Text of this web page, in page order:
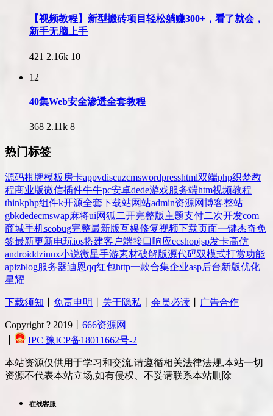
【视频教程】新型搬砖项目轻松躺赚300+，看了就会，
新手无脑上手
421 2.16k 10
12
40集Web安全渗透全套教程
368 2.11k 8
热门标签
源码棋牌模板 房卡appvdiscuzcmswordpresshtml双端php织梦教
程商业版微信插件牛牛pc安卓dede游戏服务端htm视频教程
thinkphp组件k开源全套下载站网站admin资源网博客整站
gbkdedecmswap麻将ui网狐 二开完整版主题支付二次开发com
商城手机seobug完整最新版互娱修复视频下载页面一键杰奇免
签最新更新电玩ios搭建客户端接口响应ecshopjsp发卡高仿
androiddzinux小说微星手游素材破解版源代码双模式打赏功能
apizblog服务器迪恩qq红包http一款合集企业asp后台新版优化
星耀
下载须知 免责申明 关于隐私 会员必读 广告合作
Copyright ? 2019丨 666资源网
IPC 豫ICP备18011662号-2
本站资源仅供用于学习和交流,请遵循相关法律法规,本站一切
资源不代表本站立场,如有侵权、不妥请联系本站删除
在线客服